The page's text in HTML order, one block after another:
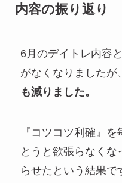
内容の振り返り
6月のデイトレ内容
がなくなりましたが
も減りました。
『コツコツ利確』
とうと欲張らなく
らせたという結果で